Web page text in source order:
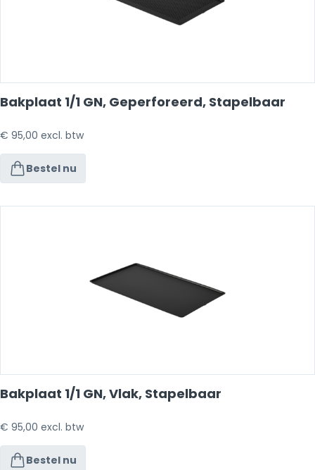
Bakplaat 1/1 GN, Geperforeerd, Stapelbaar
€ 95,00 excl. btw
Bestel nu
Bakplaat 1/1 GN, Vlak, Stapelbaar
€ 95,00 excl. btw
Bestel nu